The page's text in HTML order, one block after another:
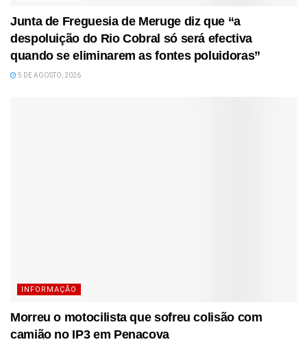
Junta de Freguesia de Meruge diz que “a
despoluição do Rio Cobral só será efectiva
quando se eliminarem as fontes poluidoras”
5 DE AGOSTO, 2026
INFORMAÇÃO
Morreu o motocilista que sofreu colisão com
camião no IP3 em Penacova